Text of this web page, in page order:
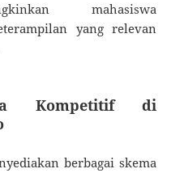
mahasiswa
yang relevan
Kompetitif di
berbagai skema